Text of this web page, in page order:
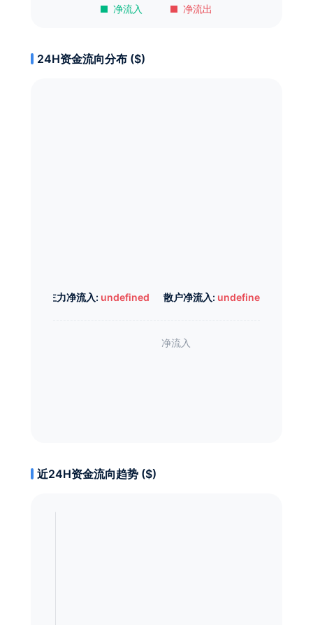
净流入 净流出
24H资金流向分布 ($)
主力净流入: undefined 散户净流入: undefined
近24H资金流向趋势 ($)